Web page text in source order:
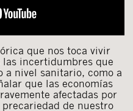
que nos toca vivir
las incertidumbres que
a nivel sanitario, como a
que las economías
afectadas por
de nuestro